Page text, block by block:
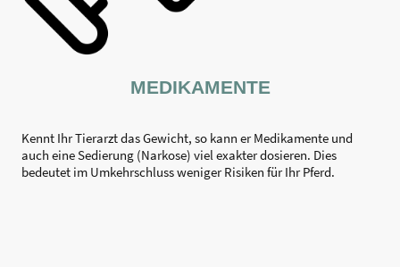
MEDIKAMENTE
Kennt Ihr Tierarzt das Gewicht, so kann er Medikamente und
auch eine Sedierung (Narkose) viel exakter dosieren. Dies
bedeutet im Umkehrschluss weniger Risiken für Ihr Pferd.